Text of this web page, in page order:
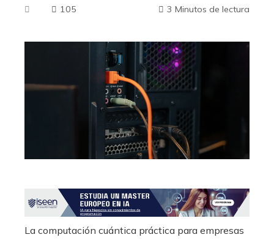
105
3 Minutos de lectura
La computación cuántica práctica para empresas